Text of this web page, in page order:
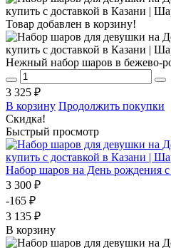
Товар добавлен в корзину!
Нежный набор шаров в бежево-
3 325 ₽
В корзину Продолжить покупки
Скидка!
Быстрый просмотр
Набор шаров на День рождения
3 300 ₽
-165 ₽
3 135 ₽
В корзину